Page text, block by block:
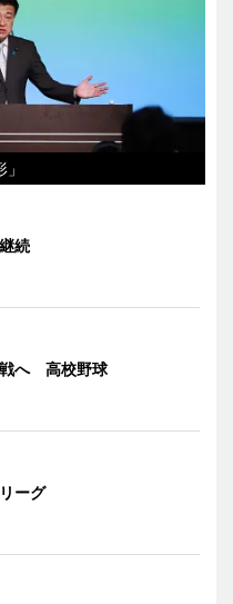
続
へ 高校野球
ーグ